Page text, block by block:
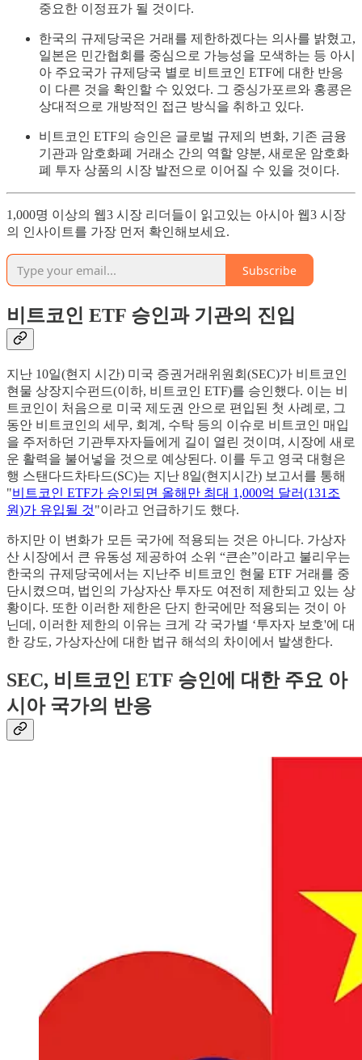
중요한 이정표가 될 것이다.
한국의 규제당국은 거래를 제한하겠다는 의사를 밝혔고,
일본은 민간협회를 중심으로 가능성을 모색하는 등 아시
아 주요국가 규제당국 별로 비트코인 ETF에 대한 반응
이 다른 것을 확인할 수 있었다. 그 중싱가포르와 홍콩은
상대적으로 개방적인 접근 방식을 취하고 있다.
비트코인 ETF의 승인은 글로벌 규제의 변화, 기존 금융
기관과 암호화폐 거래소 간의 역할 양분, 새로운 암호화
폐 투자 상품의 시장 발전으로 이어질 수 있을 것이다.
1,000명 이상의 웹3 시장 리더들이 읽고있는 아시아 웹3 시장
의 인사이트를 가장 먼저 확인해보세요.
Subscribe
비트코인 ETF 승인과 기관의 진입
지난 10일(현지 시간) 미국 증권거래위원회(SEC)가 비트코인
현물 상장지수펀드(이하, 비트코인 ETF)를 승인했다. 이는 비
트코인이 처음으로 미국 제도권 안으로 편입된 첫 사례로, 그
동안 비트코인의 세무, 회계, 수탁 등의 이슈로 비트코인 매입
을 주저하던 기관투자자들에게 길이 열린 것이며, 시장에 새로
운 활력을 불어넣을 것으로 예상된다. 이를 두고 영국 대형은
행 스탠다드차타드(SC)는 지난 8일(현지시간) 보고서를 통해
"비트코인 ETF가 승인되면 올해만 최대 1,000억 달러(131조
원)가 유입될 것"이라고 언급하기도 했다.
하지만 이 변화가 모든 국가에 적용되는 것은 아니다. 가상자
산 시장에서 큰 유동성 제공하여 소위 “큰손”이라고 불리우는
한국의 규제당국에서는 지난주 비트코인 현물 ETF 거래를 중
단시켰으며, 법인의 가상자산 투자도 여전히 제한되고 있는 상
황이다. 또한 이러한 제한은 단지 한국에만 적용되는 것이 아
닌데, 이러한 제한의 이유는 크게 각 국가별 ‘투자자 보호'에 대
한 강도, 가상자산에 대한 법규 해석의 차이에서 발생한다.
SEC, 비트코인 ETF 승인에 대한 주요 아
시아 국가의 반응